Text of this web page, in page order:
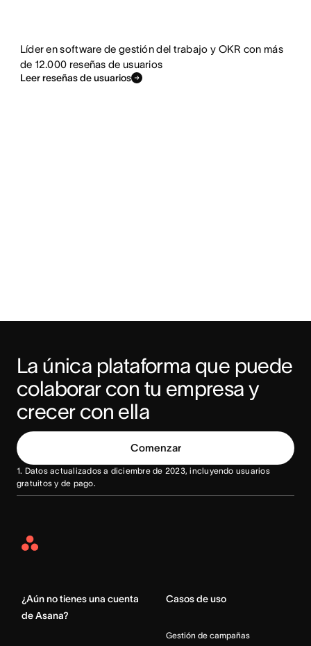
Líder en software de gestión del trabajo y OKR con más
de 12.000 reseñas de usuarios
Leer reseñas de usuarios
La única plataforma que puede
colaborar con tu empresa y
crecer con ella
Comenzar
1. Datos actualizados a diciembre de 2023, incluyendo usuarios
gratuitos y de pago.
Asana
¿Aún no tienes una cuenta
de Asana?
Casos de uso
Gestión de campañas